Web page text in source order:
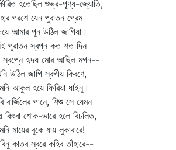
শুভ্র-পূণ্য-জ্যোতি,
পুরাতন প্রেম
উঠিল জাগিয়া।
কত শত দিন
মোর আছিল মগন--
স্বর্গীয় কিরণে,
ফিরিয়া ধাইনু।
শিশু সে যেমন
হলে বিচলিত,
যায় লুকাবারে!
কহিব তাঁহারে--